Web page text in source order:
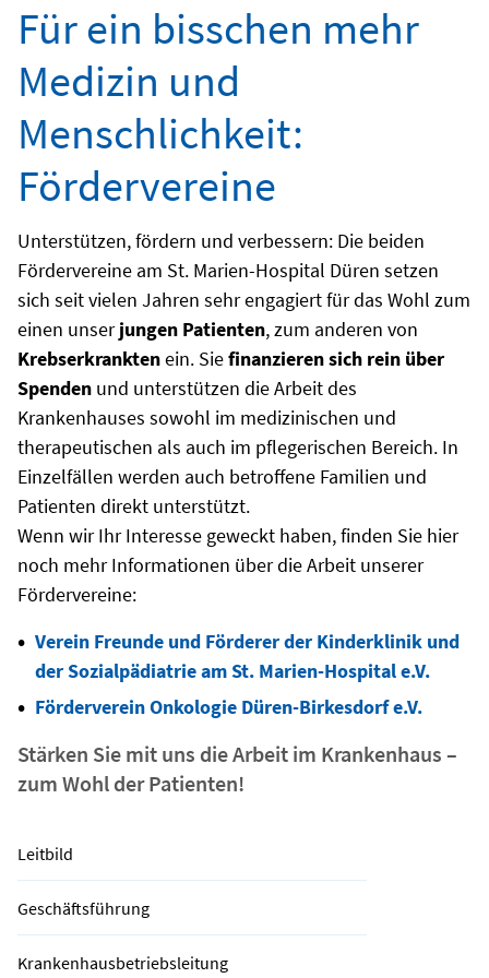
Leitbild
Geschäftsführung
Krankenhausbetriebsleitung
Für ein bisschen mehr
Medizin und
Menschlichkeit:
Fördervereine
Unterstützen, fördern und verbessern: Die beiden
Fördervereine am St. Marien-Hospital Düren setzen
sich seit vielen Jahren sehr engagiert für das Wohl zum
einen unserjungen Patienten, zum anderen von
Krebserkranktenein. Siefinanzieren sich rein über
Spenden und unterstützen die Arbeit des
Krankenhauses sowohl im medizinischen und
therapeutischen als auch im pflegerischen Bereich. In
Einzelfällen werden auch betroffene Familien und
Patienten direkt unterstützt.
Wenn wir Ihr Interesse geweckt haben, finden Sie hier
noch mehr Informationen über die Arbeit unserer
Fördervereine:
Verein Freunde und Förderer der Kinderklinik und
der Sozialpädiatrie am St. Marien-Hospital e.V.
Förderverein Onkologie Düren-Birkesdorf e.V.
Stärken Sie mit uns die Arbeit im Krankenhaus –
zum Wohl der Patienten!